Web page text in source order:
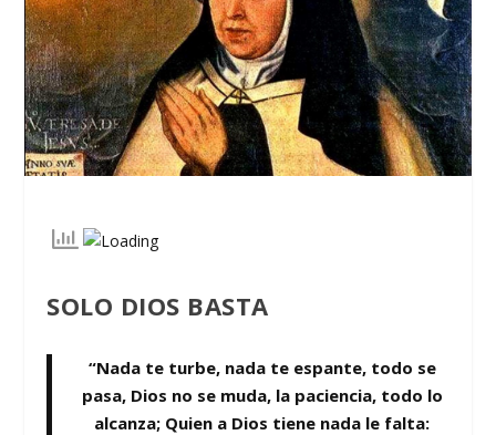
SOLO DIOS BASTA
“Nada te turbe, nada te espante, todo se
pasa, Dios no se muda, la paciencia, todo lo
alcanza; Quien a Dios tiene nada le falta: